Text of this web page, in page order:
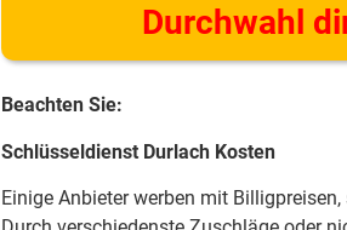
Durchwahl
Beachten Sie:
Schlüsseldienst Durlach Kosten
Einige Anbieter werben mit